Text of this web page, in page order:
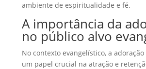
ambiente de espiritualidade e fé.
A importância da
no público alvo
No contexto evangelístico, a
um papel crucial na atração e